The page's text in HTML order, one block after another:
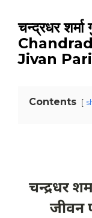
चन्द्रधर
Jivan
Contents